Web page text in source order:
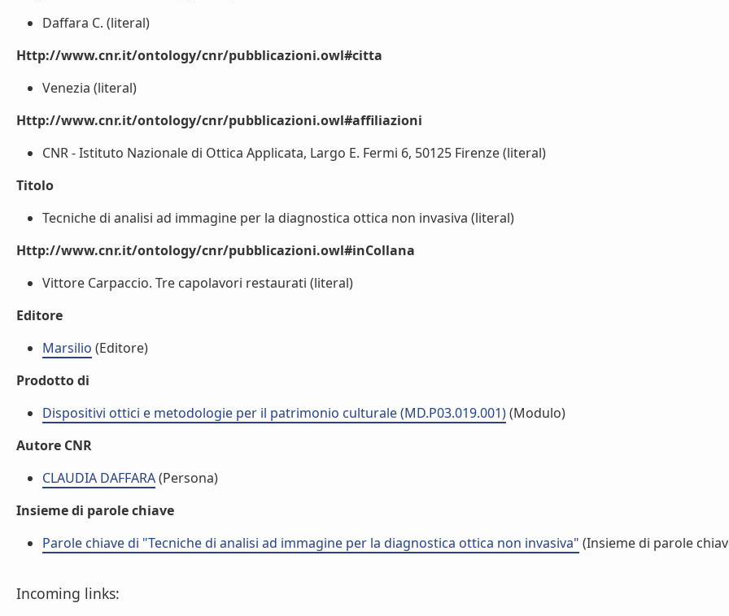
Daffara C. (literal)
Http://www.cnr.it/ontology/cnr/pubblicazioni.owl#citta
Venezia (literal)
Http://www.cnr.it/ontology/cnr/pubblicazioni.owl#affiliazioni
CNR - Istituto Nazionale di Ottica Applicata, Largo E. Fermi 6, 50125 Firenze (literal)
Titolo
Tecniche di analisi ad immagine per la diagnostica ottica non invasiva (literal)
Http://www.cnr.it/ontology/cnr/pubblicazioni.owl#inCollana
Vittore Carpaccio. Tre capolavori restaurati (literal)
Editore
Marsilio (Editore)
Prodotto di
Dispositivi ottici e metodologie per il patrimonio culturale (MD.P03.019.001)(Modulo)
Autore CNR
CLAUDIA DAFFARA(Persona)
Insieme di parole chiave
Parole chiave di "Tecniche di analisi ad immagine per la diagnostica ottica non invasiva" (Insieme di parole
Incoming links: